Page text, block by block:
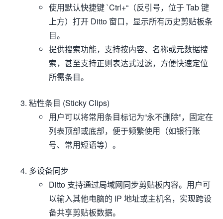
使用默认快捷键 `Ctrl+“（反引号，位于 Tab 键
上方）打开 Ditto 窗口，显示所有历史剪贴板条
目。
提供搜索功能，支持按内容、名称或元数据搜
索，甚至支持正则表达式过滤，方便快速定位
所需条目。
粘性条目 (Sticky Clips)
用户可以将常用条目标记为“永不删除”，固定在
列表顶部或底部，便于频繁使用（如银行账
号、常用短语等）。
多设备同步
Ditto 支持通过局域网同步剪贴板内容。用户可
以输入其他电脑的 IP 地址或主机名，实现跨设
备共享剪贴板数据。